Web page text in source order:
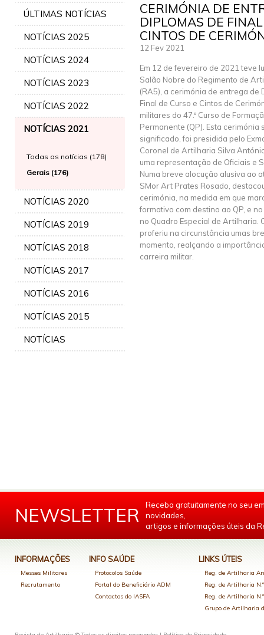
ÚLTIMAS NOTÍCIAS
NOTÍCIAS 2025
NOTÍCIAS 2024
NOTÍCIAS 2023
NOTÍCIAS 2022
NOTÍCIAS 2021
Todas as notícias (178)
Gerais (176)
NOTÍCIAS 2020
NOTÍCIAS 2019
NOTÍCIAS 2018
NOTÍCIAS 2017
NOTÍCIAS 2016
NOTÍCIAS 2015
NOTÍCIAS
CERIMÓNIA DE
DIPLOMAS DE
CINTOS DE
12 Fev 2021
Em 12 de fevereiro de 2021 teve
Salão Nobre do Regimento de
(RA5), a cerimónia de entrega de
Final de Curso e Cintos de
militares do 47.º Curso de
Permanente (QP). Esta cerimónia
significado, foi presidida pelo
Coronel de Artilharia Silva
uma representação de Oficiais e
Numa breve alocução alusiva ao
SMor Art Prates Rosado,
cerimónia, na medida em que
formativo com destino ao QP, e
no Quadro Especial de Artilharia.
proferiu na circunstância umas
momento, realçando a
carreira militar.
NEWSLETTER
Receba gratuitamente no seu
novidades,
artigos e informações úteis da
INFORMAÇÕES
Messes Militares
Recrutamento
INFO SAÚDE
Protocolos Saúde
Portal do Beneficiário ADM
Contactos do IASFA
LINKS ÚTEIS
Reg. de Artilharia
Reg. de Artilharia
Reg. de Artilharia
Grupo de Artilharia